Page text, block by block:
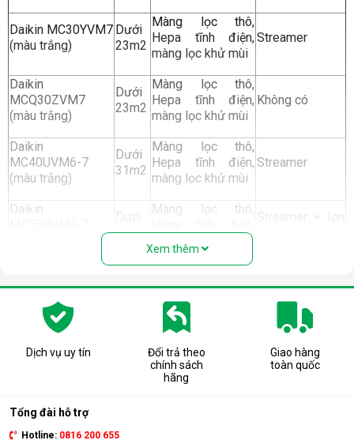
Daikin MC30YVM7
(màu trắng)
Dưới
23m2
Màng lọc thô,
Hepa tĩnh điện,
màng lọc khử mùi
Streamer
Daikin
MCQ30ZVM7
(màu trắng)
Dưới
23m2
Màng lọc thô,
Hepa tĩnh điện,
màng lọc khử mùi
Không có
Daikin
MC40UVM6-7
(màu trắng)
Dưới
31m2
Màng lọc thô,
Hepa tĩnh điện,
màng lọc khử mùi
Streamer
Daikin
41m2
Màng lọc thô,
màng lọc khử mùi
2 phiên bản: màu
trắng, màu nâu)
Màng lọc thô,
Hepa tĩnh điện,
màng lọc khử mùi
Plasma
Có tích hợp tạo
2 phiên bản: màu
trắng, màu đen)
Twin Streamer
Xem thêm
Dịch vụ uy tín
Đổi trả theo
chính sách
hãng
Giao hàng
toàn quốc
Tổng đài hỗ trợ
Hotline: 0816 200 655